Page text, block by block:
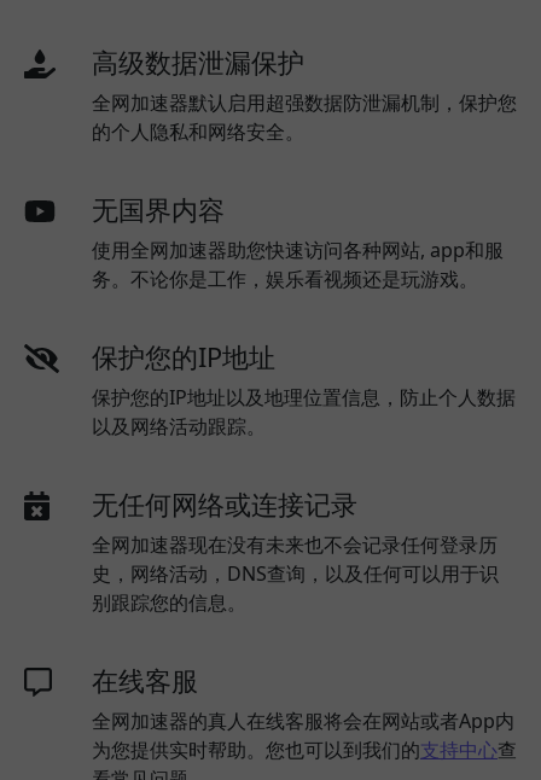
高级数据泄漏保护
全网加速器默认启用超强数据防泄漏机制，保护您
的个人隐私和网络安全。
无国界内容
使用全网加速器助您快速访问各种网站, app和服
务。不论你是工作，娱乐看视频还是玩游戏。
保护您的IP地址
保护您的IP地址以及地理位置信息，防止个人数据
以及网络活动跟踪。
无任何网络或连接记录
全网加速器现在没有未来也不会记录任何登录历
史，网络活动，DNS查询，以及任何可以用于识
别跟踪您的信息。
在线客服
全网加速器的真人在线客服将会在网站或者App内
为您提供实时帮助。您也可以到我们的支持中心查